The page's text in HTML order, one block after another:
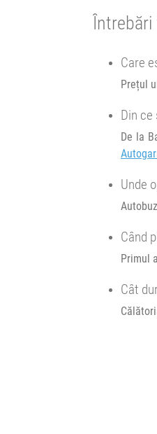
11:45
12:00
15:20
Durată:
min
Durată:
Care
Prețul
Din
De la
Unde
Când
Primul
Cât